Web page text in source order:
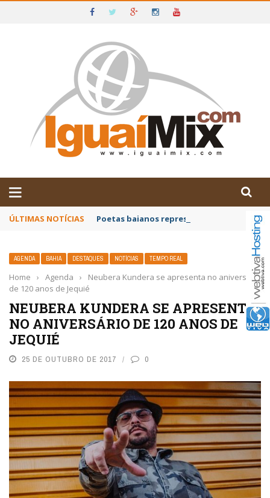
IGUAÍ E SUDOESTE DA BAHIA
ÚLTIMAS NOTÍCIAS Poetas baianos representam o Brasil no
AGENDA BAHIA DESTAQUES NOTÍCIAS TEMPO REAL
Home › Agenda ›
Neubera Kundera se apresenta no aniversário
de 120 anos de Jequié
NEUBERA KUNDERA SE APRESENTA
NO ANIVERSÁRIO DE 120 ANOS DE
JEQUIÉ
25 DE OUTUBRO DE 2017 0